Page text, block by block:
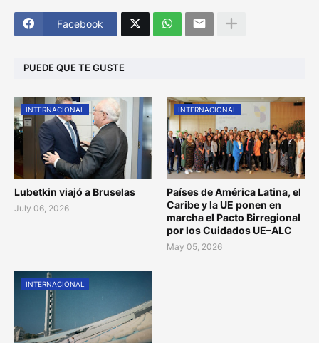
Facebook
PUEDE QUE TE GUSTE
INTERNACIONAL
Lubetkin viajó a Bruselas
July 06, 2026
INTERNACIONAL
Países de América Latina, el
Caribe y la UE ponen en
marcha el Pacto Birregional
por los Cuidados UE–ALC
May 05, 2026
INTERNACIONAL